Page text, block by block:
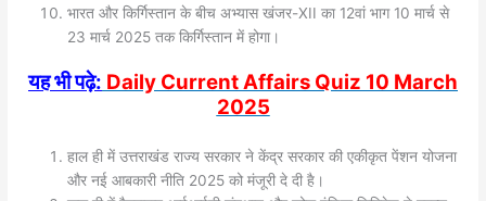
भारत और किर्गिस्तान के बीच अभ्यास खंजर-XII का 12वां भाग 10 मार्च से
23 मार्च 2025 तक किर्गिस्तान में होगा।
यह भी पढ़े: Daily Current Affairs Quiz 10 March
2025
हाल ही में उत्तराखंड राज्य सरकार ने केंद्र सरकार की एकीकृत पेंशन योजना
और नई आबकारी नीति 2025 को मंजूरी दे दी है।